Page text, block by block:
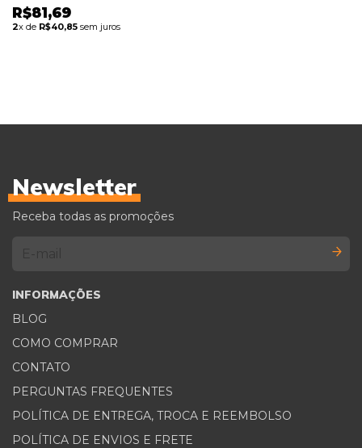
R$81,69
2x de R$40,85 sem juros
Newsletter
Receba todas as promoções
INFORMAÇÕES
BLOG
COMO COMPRAR
CONTATO
PERGUNTAS FREQUENTES
POLÍTICA DE ENTREGA, TROCA E REEMBOLSO
POLÍTICA DE ENVIOS E FRETE